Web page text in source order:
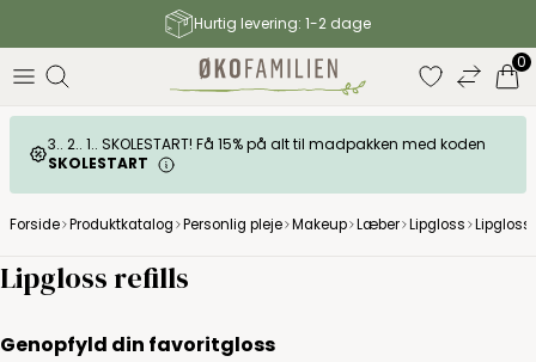
Hurtig levering: 1-2 dage
0
3.. 2.. 1.. SKOLESTART! Få 15% på alt til madpakken med koden
SKOLESTART
Forside Produktkatalog Personlig pleje Makeup Læber Lipgloss Lipgloss
Lipgloss refills
Genopfyld din favoritgloss